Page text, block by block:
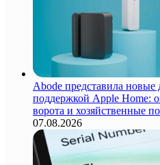
Abode представила
поддержкой Apple Home:
ворота и хозяйственные
07.08.2026